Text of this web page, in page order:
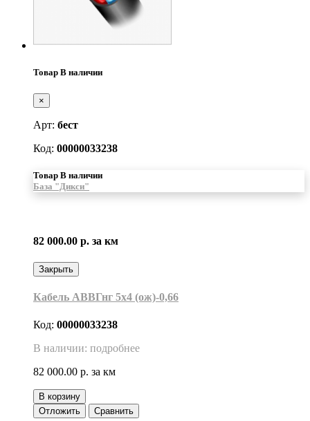
Товар В наличии
×
Арт: бест
Код: 00000033238
Товар В наличии
База "Дикси"
82 000.00 р. за км
Закрыть
Кабель АВВГнг 5х4 (ож)-0,66
Код: 00000033238
В наличии: подробнее
82 000.00 р. за км
В корзину
Отложить
Сравнить